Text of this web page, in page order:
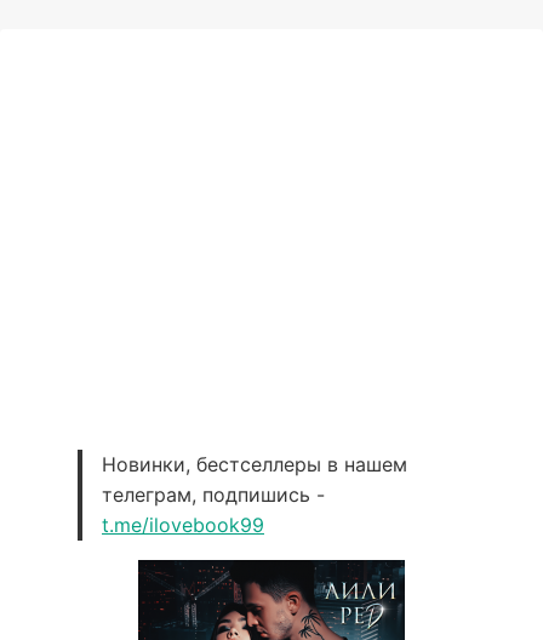
Новинки, бестселлеры в нашем
телеграм, подпишись -
t.me/ilovebook99